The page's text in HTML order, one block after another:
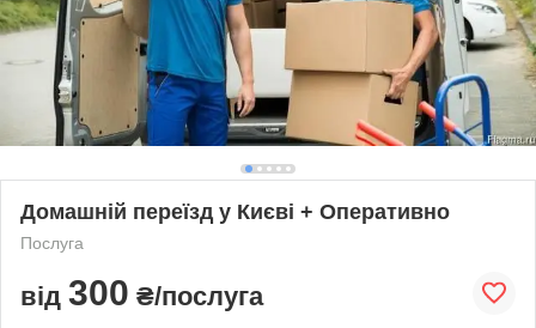
Домашній переїзд у Києві + Оперативно
Послуга
від 300 ₴/послуга